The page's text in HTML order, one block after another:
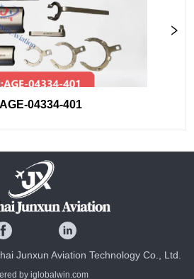
04334-401
Junxun Aviation Technology Co., Ltd.
by iglobalwin.com